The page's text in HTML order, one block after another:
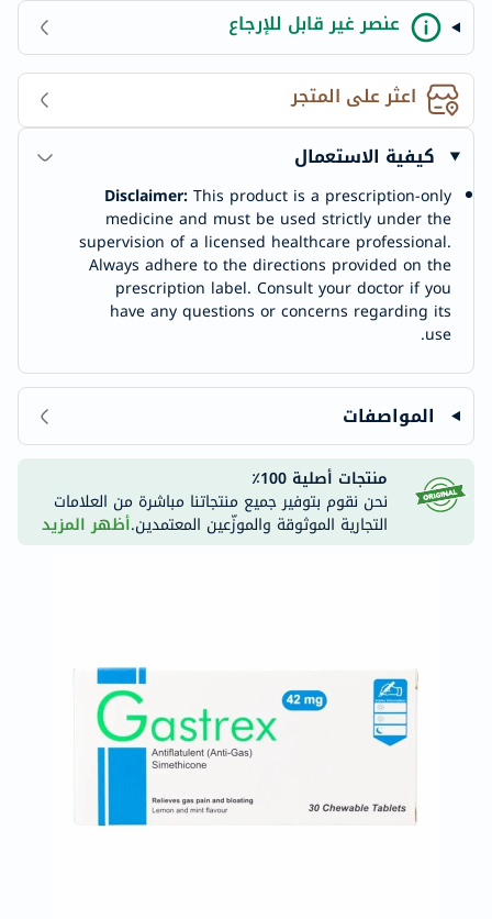
عنصر غير قابل للإرجاع
اعثر على المتجر
كيفية الاستعمال
Disclaimer:This product is a prescription-only
medicine and must be used strictly under the
supervision of a licensed healthcare professional.
Always adhere to the directions provided on the
prescription label. Consult your doctor if you
have any questions or concerns regarding its
use.
المواصفات
منتجات أصلية 100٪
نحن نقوم بتوفير جميع منتجاتنا مباشرة من العلامات
التجارية الموثوقة والموزّعين المعتمدين.أظهر المزيد